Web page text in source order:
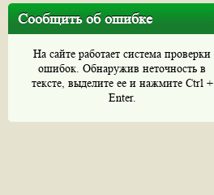
Сообщить об ошибке
На сайте работает система проверки
ошибок. Обнаружив неточность в
тексте, выделите ее и нажмите Ctrl +
Enter.